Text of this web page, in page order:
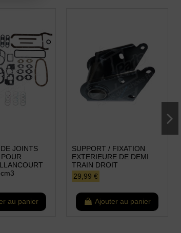
JOINTS
au panier
SUPPORT / FIXATION
EXTERIEURE DE DEMI
TRAIN DROIT
29,99 €
Ajouter au panier